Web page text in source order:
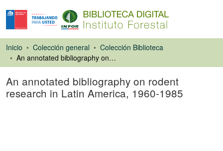
Inicio Colección general
Colección Biblioteca
An annotated bibliography on rodent research in Latin America, 1960-1985
An annotated bibliography on rodent
research in Latin America, 1960-1985